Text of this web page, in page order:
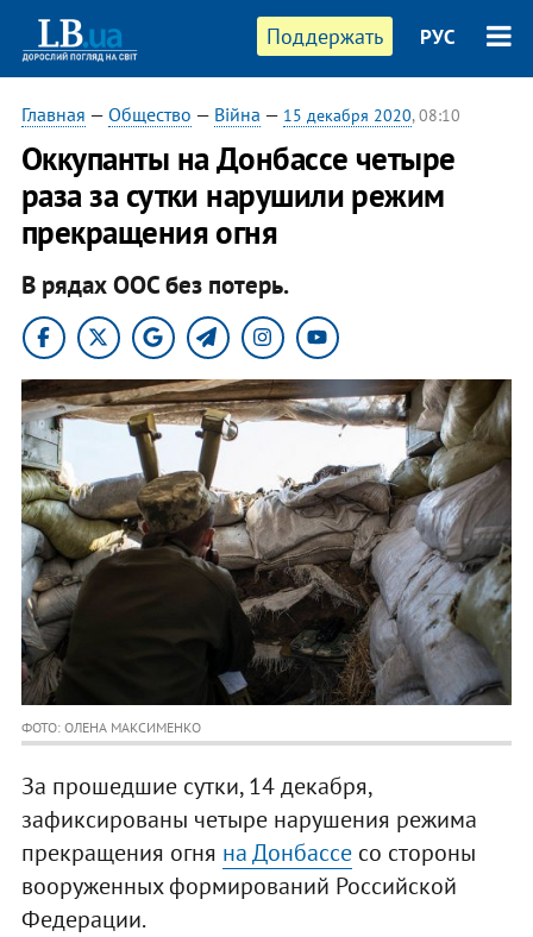
Поддержать РУС
Главная — Общество — Війна — 15 декабря 2020, 08:10
Оккупанты на Донбассе четыре
раза за сутки нарушили режим
прекращения огня
В рядах ООС без потерь.
ФОТО: ОЛЕНА МАКСИМЕНКО
За прошедшие сутки, 14 декабря,
зафиксированы четыре нарушения режима
прекращения огня на Донбассесо стороны
вооруженных формирований Российской
Федерации.